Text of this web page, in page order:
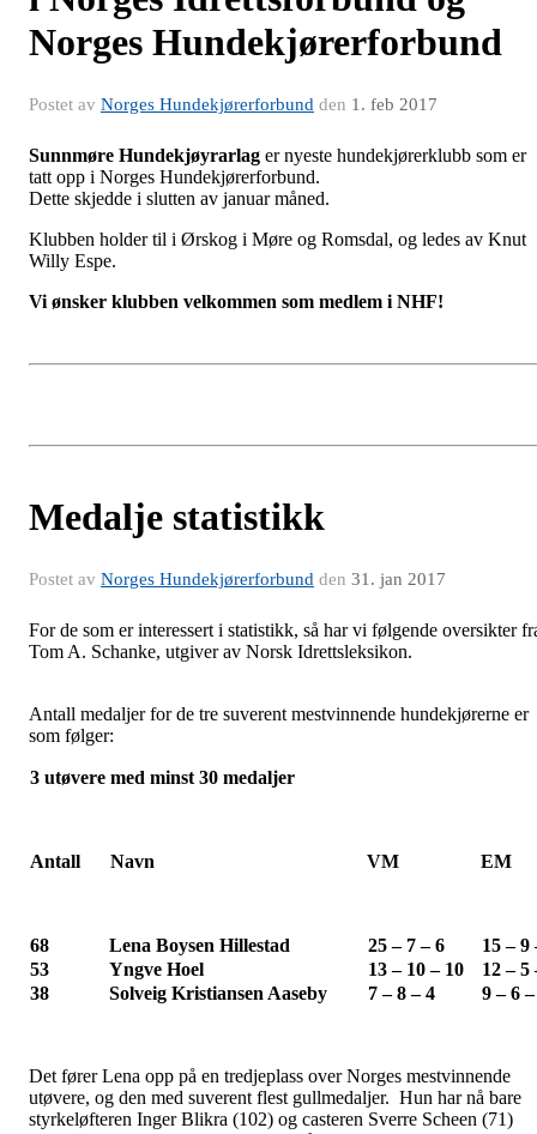
Norges Hundekjørerforbund
Postet av Norges Hundekjørerforbund den 1. feb 2017
Sunnmøre Hundekjøyrarlag er nyeste hundekjørerklubb som er
tatt opp i Norges Hundekjørerforbund.
Dette skjedde i slutten av januar måned.
Klubben holder til i Ørskog i Møre og Romsdal, og ledes av Knut
Willy Espe.
Vi ønsker klubben velkommen som medlem i NHF!
Medalje statistikk
Postet av Norges Hundekjørerforbund den 31. jan 2017
For de som er interessert i statistikk, så har vi følgende oversikter
Tom A. Schanke, utgiver av Norsk Idrettsleksikon.
Antall medaljer for de tre suverent mestvinnende hundekjørerne er
som følger:
3 utøvere med minst 30 medaljer
Antall Navn VM EM
68 Lena Boysen Hillestad 25 – 7 – 6
15 – 9
53
Yngve Hoel 13 – 10 – 10
12 – 5
38
Solveig Kristiansen Aaseby 7 – 8 – 4 9 – 6
Det fører Lena opp på en tredjeplass over Norges mestvinnende
utøvere, og den med suverent flest gullmedaljer. Hun har nå bare
styrkeløfteren Inger Blikra (102) og casteren Sverre Scheen (71)